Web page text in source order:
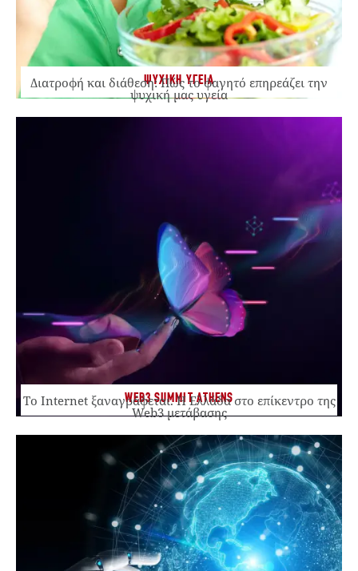
ΨΥΧΙΚΗ ΥΓΕΙΑ
Διατροφή και διάθεση: Πώς το φαγητό επηρεάζει την
ψυχική μας υγεία
WEB3 SUMMIT ATHENS
Το Internet ξαναγράφεται. Η Ελλάδα στο επίκεντρο της
Web3 μετάβασης